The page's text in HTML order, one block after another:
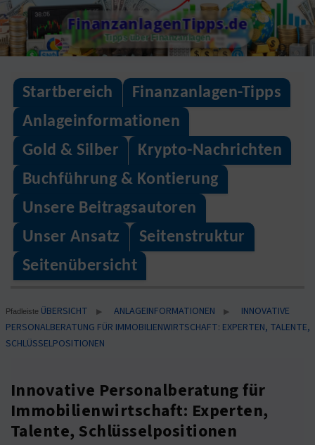
Skip
to
content
FinanzanlagenTipps.de
Tipps über Finanzanlagen
Startbereich
Finanzanlagen-Tipps
Anlageinformationen
Gold & Silber
Krypto-Nachrichten
Buchführung & Kontierung
Unsere Beitragsautoren
Unser Ansatz
Seitenstruktur
Seitenübersicht
Pfadleiste ÜBERSICHT ▶ ANLAGEINFORMATIONEN ▶
INNOVATIVE
PERSONALBERATUNG FÜR IMMOBILIENWIRTSCHAFT: EXPERTEN, TALENTE,
SCHLÜSSELPOSITIONEN
Innovative Personalberatung für
Immobilienwirtschaft: Experten,
Talente, Schlüsselpositionen